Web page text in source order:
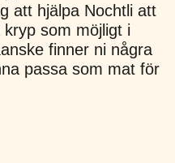
att hjälpa Nochtli att
som möjligt i
finner ni några
passa som mat för